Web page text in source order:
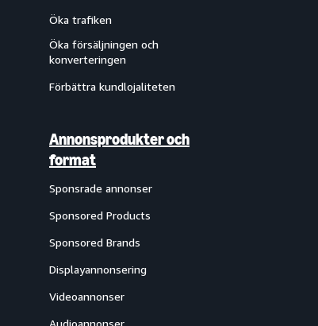
Öka trafiken
Öka försäljningen och
konverteringen
Förbättra kundlojaliteten
Annonsprodukter och
format
Sponsrade annonser
Sponsored Products
Sponsored Brands
Displayannonsering
Videoannonser
Audioannonser